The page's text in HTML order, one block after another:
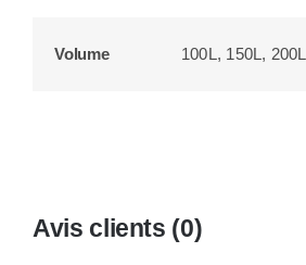
Volume 100L, 150L, 200L
Avis clients (0)